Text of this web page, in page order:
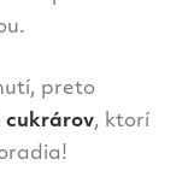
preto
cukrárov, ktorí